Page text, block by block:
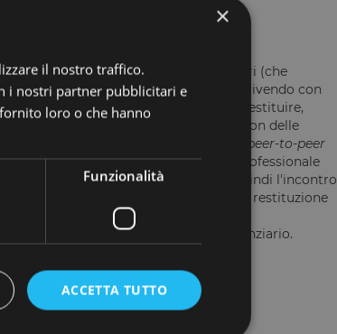
in cui i soggetti finanziatori (che
capitali ad un'impresa sottoscrivendo con
le risorse finanziarie, le dovrà poi restituire,
un determinato periodo di tempo e con delle
viene spesso definito anche
peer-to-peer
e non da un operatore finanziario professionale
di lending crowdfunding regolano quindi l'incontro
del prestito, automatizzando la restituzione
all'interno di un piano di
dedicata a questo strumento finanziario.
il nostro blog a questolink
×
il nostro traffico.
i nostri partner pubblicitari e
loro o che hanno
Funzionalità
ACCETTA TUTTO